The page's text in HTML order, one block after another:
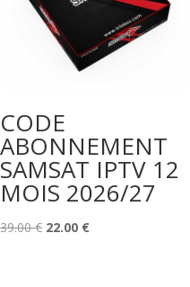
CODE
ABONNEMENT
SAMSAT IPTV 12
MOIS 2026/27
39.00€ Le
22.00 €Le